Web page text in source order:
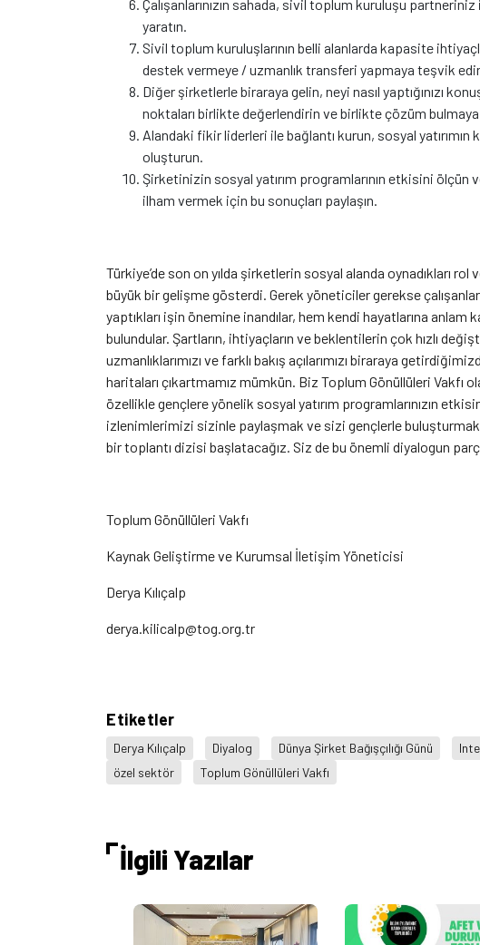
Çalışanlarınızın sahada, sivil toplum kuruluşu
yaratın.
Sivil toplum kuruluşlarının belli alanlarda kapasite
destek vermeye / uzmanlık transferi yapmaya teşvik
Diğer şirketlerle biraraya gelin, neyi nasıl yaptığınızı
noktaları birlikte değerlendirin ve birlikte çözüm bulmaya
Alandaki fikir liderleri ile bağlantı kurun, sosyal yatırımın
oluşturun.
Şirketinizin sosyal yatırım programlarının etkisini ölçün
ilham vermek için bu sonuçları paylaşın.
Türkiye’de son on yılda şirketlerin sosyal alanda oynadıkları
büyük bir gelişme gösterdi. Gerek yöneticiler gerekse
yaptıkları işin önemine inandılar, hem kendi hayatlarına
bulundular. Şartların, ihtiyaçların ve beklentilerin çok hızlı
uzmanlıklarımızı ve farklı bakış açılarımızı biraraya
haritaları çıkartmamız mümkün. Biz Toplum Gönüllüleri Vakfı
özellikle gençlere yönelik sosyal yatırım programlarınızın
izlenimlerimizi sizinle paylaşmak ve sizi gençlerle buluşturmak
bir toplantı dizisi başlatacağız. Siz de bu önemli diyalogun
Toplum Gönüllüleri Vakfı
Kaynak Geliştirme ve Kurumsal İletişim Yöneticisi
Derya Kılıçalp
derya.kilicalp@tog.org.tr
Etiketler
Derya Kılıçalp Diyalog Dünya Şirket Bağışçılığı Günü
özel sektör
Toplum Gönüllüleri Vakfı
İlgili Yazılar